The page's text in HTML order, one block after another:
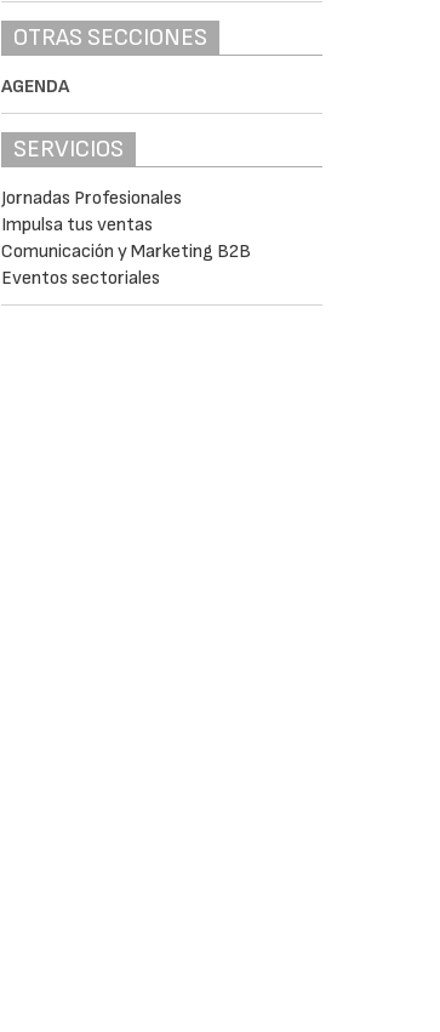
OTRAS SECCIONES
AGENDA
SERVICIOS
Jornadas Profesionales
Impulsa tus ventas
Comunicación y Marketing B2B
Eventos sectoriales